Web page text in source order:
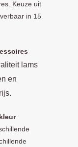
Keuze uit
in 15
lams
en